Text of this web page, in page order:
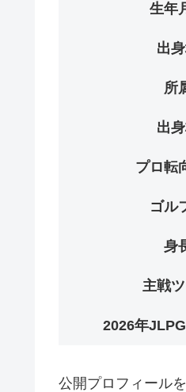
生年
出
所
出
プロ転
ゴル
身
主戦
2026年
公開プロフィール